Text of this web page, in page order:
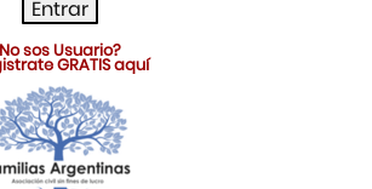
No sos Usuario?
GRATIS aquí